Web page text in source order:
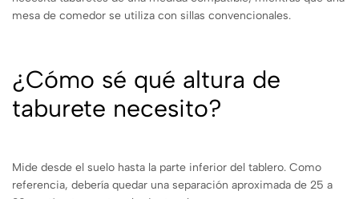
mesa de comedor se utiliza con sillas convencionales.
¿Cómo sé qué altura de
taburete necesito?
Mide desde el suelo hasta la parte inferior del tablero. Como
referencia, debería quedar una separación aproximada de 25 a